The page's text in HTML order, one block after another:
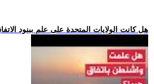
.. هل كانت الولايات المتحدة على علم ببنود